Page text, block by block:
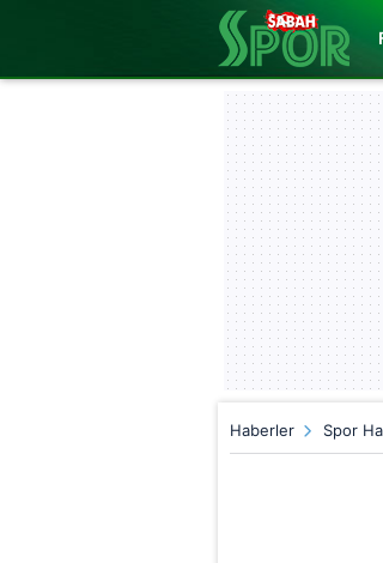
Haberler Spor